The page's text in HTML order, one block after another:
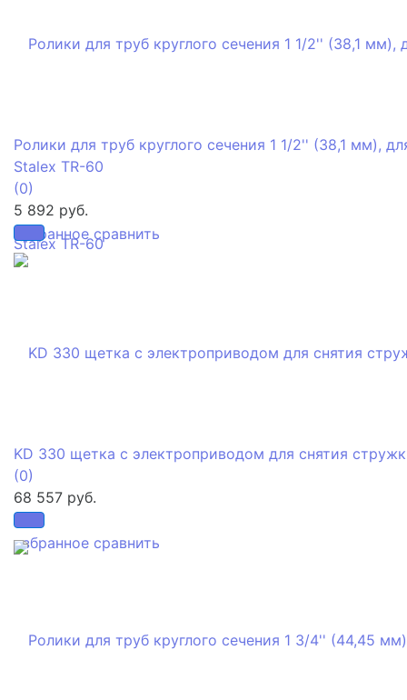
избранное сравнить
Ролики для труб круглого сечения 1 1/2'' (38,1 мм),
Stalex TR-60
(0)
5 892 руб.
избранное сравнить
KD 330 щетка с электроприводом для снятия
(0)
68 557 руб.